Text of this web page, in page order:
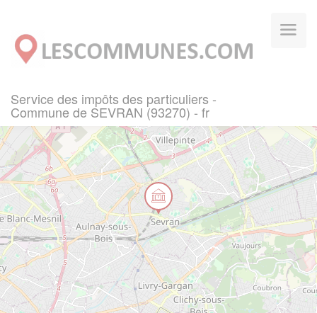
Service des impôts des particuliers -
Commune de SEVRAN (93270) - fr